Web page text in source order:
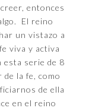
entonces
El reino
un vistazo a
viva y activa
esta serie de 8
la fe, como
de ella
en el reino